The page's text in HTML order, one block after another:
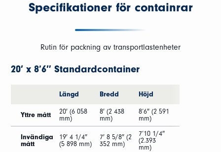
Specifikationer för containrar
Rutin för packning av transportlastenheter
20′ x 8’6″ Standardcontainer
Längd Bredd Höjd
Yttre mått
20′ (6 058
mm)
8′ (2 438
mm)
8’6″ (2 591
mm)
Invändiga
mått
19′ 4 1/4″
(5 898 mm)
7′ 8 5/8″ (2
352 mm)
7’10 1/4″
(2.393
mm)